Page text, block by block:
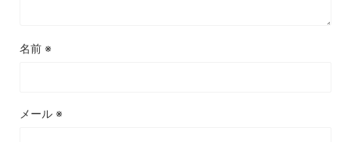
名前 ※
メール ※